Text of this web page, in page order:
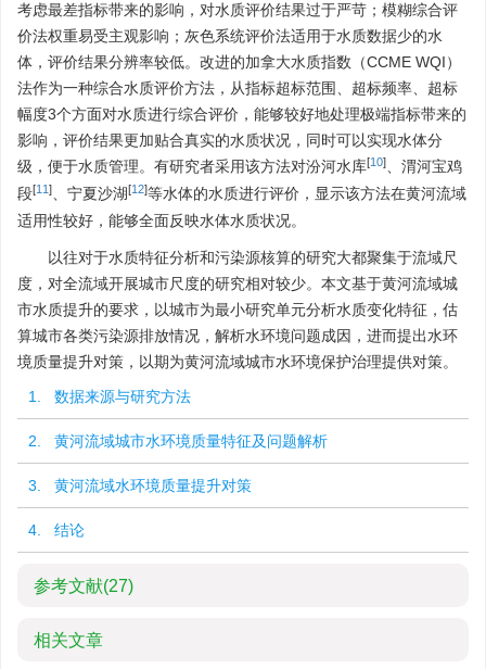
考虑最差指标带来的影响，对水质评价结果过于严苛；模糊综合评
价法权重易受主观影响；灰色系统评价法适用于水质数据少的水
体，评价结果分辨率较低。改进的加拿大水质指数（CCME WQI）
法作为一种综合水质评价方法，从指标超标范围、超标频率、超标
幅度3个方面对水质进行综合评价，能够较好地处理极端指标带来的
影响，评价结果更加贴合真实的水质状况，同时可以实现水体分
级，便于水质管理。有研究者采用该方法对汾河水库[10]
、渭河宝鸡
段[11] 、宁夏沙湖[12]等水体的水质进行评价，显示该方法在黄河流域
适用性较好，能够全面反映水体水质状况。
以往对于水质特征分析和污染源核算的研究大都聚集于流域尺
度，对全流域开展城市尺度的研究相对较少。本文基于黄河流域城
市水质提升的要求，以城市为最小研究单元分析水质变化特征，估
算城市各类污染源排放情况，解析水环境问题成因，进而提出水环
境质量提升对策，以期为黄河流域城市水环境保护治理提供对策。
1. 数据来源与研究方法
2. 黄河流域城市水环境质量特征及问题解析
3. 黄河流域水环境质量提升对策
4. 结论
参考文献(27)
相关文章